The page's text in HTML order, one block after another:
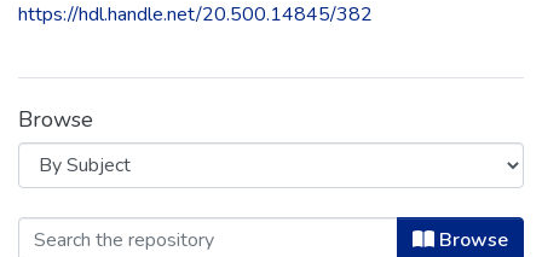
https://hdl.handle.net/20.500.14845/382
Browse
Browsing Coleccion de libros byBrowse